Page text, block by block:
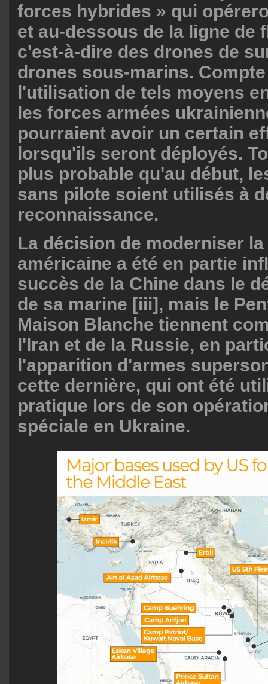
forces hybrides » qui
et au-dessous de la ligne de
c'est-à-dire des drones de
drones sous-marins.
l'utilisation de tels moyens
les forces armées
pourraient avoir un certain
lorsqu'ils seront déployés.
plus probable qu'au début,
sans pilote soient utilisés à
reconnaissance.
La décision de moderniser
américaine a été en partie
succès de la Chine dans le
de sa marine [iii], mais le
Maison Blanche tiennent
l'Iran et de la Russie, en
l'apparition d'armes
cette dernière, qui ont été
pratique lors de son
spéciale en Ukraine.